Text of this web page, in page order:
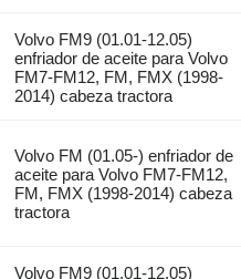
Volvo FM9 (01.01-12.05)
enfriador de aceite para Volvo
FM7-FM12, FM, FMX (1998-
2014) cabeza tractora
Volvo FM (01.05-) enfriador de
aceite para Volvo FM7-FM12,
FM, FMX (1998-2014) cabeza
tractora
Volvo FM9 (01.01-12.05)